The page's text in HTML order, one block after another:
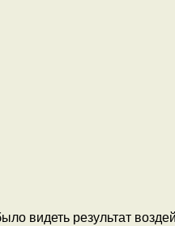
видеть результат